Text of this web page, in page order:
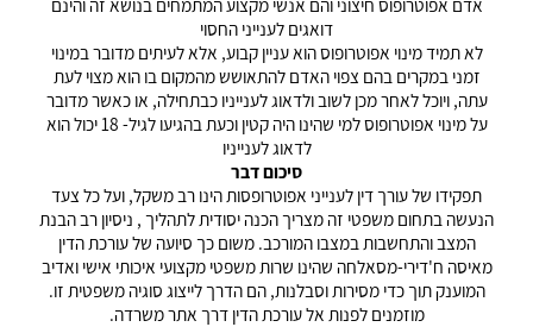
אדם אפוטרופוס חיצוני והם אנשי מקצוע המתמחים בנושא זה והינם
דואגים לענייני החסוי
לא תמיד מינוי אפוטרופוס הוא עניין קבוע, אלא לעיתים מדובר במינוי
זמני במקרים בהם צפוי האדם להתאושש מהמקום בו הוא מצוי לעת
עתה, ויוכל לאחר מכן לשוב ולדאוג לענייניו כבתחילה, או כאשר מדובר
על מינוי אפוטרופוס למי שהינו היה קטין וכעת בהגיעו לגיל- 18 יכול הוא
לדאוג לענייניו
סיכום דבר
תפקידו של עורך דין לענייני אפוטרופסות הינו רב משקל, ועל כל צעד
הנעשה בתחום משפטי זה מצריך הכנה יסודית לתהליך , ניסיון רב הבנת
המצב והתחשבות במצבו המורכב. משום כך סיועה של עורכת הדין
מאיסה ח'דירי-מסאלחה שהינו שרות משפטי מקצועי איכותי אישי ואדיב
המוענק תוך כדי מסירות וסבלנות, הם הדרך לייצוג סוגיה משפטית זו.
מוזמנים לפנות אל עורכת הדין דרך אתר משרדה.